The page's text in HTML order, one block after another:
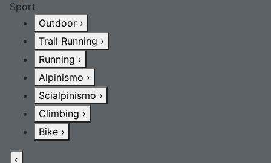
Sport
Outdoor ›
Trail Running ›
Running ›
Alpinismo ›
Scialpinismo ›
Climbing ›
Bike ›
‹